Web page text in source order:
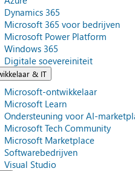
Dynamics 365
Microsoft 365 voor bedrijven
Microsoft Power Platform
Windows 365
Digitale soevereiniteit
& IT
Microsoft-ontwikkelaar
Microsoft Learn
Ondersteuning voor AI-
Microsoft Tech Community
Microsoft Marketplace
Softwarebedrijven
Visual Studio